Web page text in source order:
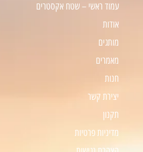
עמוד ראשי – שטח אקסטרים
אודות
מותגים
מאמרים
חנות
יצירת קשר
תקנון
מדיניות פרטיות